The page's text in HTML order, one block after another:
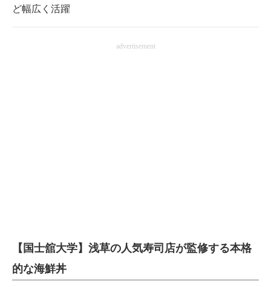
ど幅広く活躍
advertisement
【国士舘大学】浅草の人気寿司店が監修する本格
的な海鮮丼